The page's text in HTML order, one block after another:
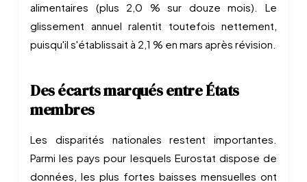
alimentaires (plus 2,0 % sur douze mois). Le
glissement annuel ralentit toutefois nettement,
puisqu'il s'établissait à 2,1 % en mars après révision.
Des écarts marqués entre États
membres
Les disparités nationales restent importantes.
Parmi les pays pour lesquels Eurostat dispose de
données, les plus fortes baisses mensuelles ont